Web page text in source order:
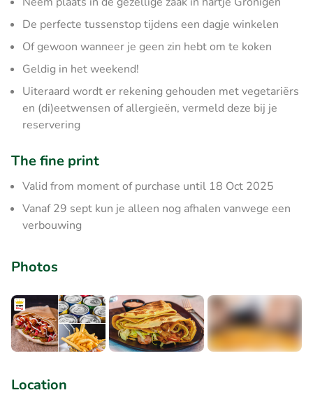
De perfecte tussenstop tijdens een dagje winkelen
Of gewoon wanneer je geen zin hebt om te koken
Geldig in het weekend!
Uiteraard wordt er rekening gehouden met vegetariërs
en (di)eetwensen of allergieën, vermeld deze bij je
reservering
The fine print
Valid from moment of purchase until 18 Oct 2025
Vanaf 29 sept kun je alleen nog afhalen vanwege een
verbouwing
Photos
Location